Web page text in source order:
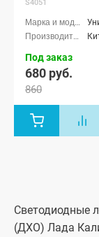
S4051
Под заказ
680 руб.
860
Светодиодные
(ДХО) Лада